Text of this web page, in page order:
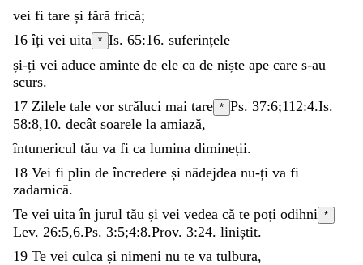
vei fi tare și fără frică;
16 îți vei uita * Is. 65:16. suferințele
și-ți vei aduce aminte de ele ca de niște ape care s-au
scurs.
17 Zilele tale vor străluci mai tare * Ps. 37:6;112:4.Is.
58:8,10. decât soarele la amiază,
întunericul tău va fi ca lumina dimineții.
18 Vei fi plin deîncredere și nădejdea nu-ți va fi
zadarnică.
Te vei uitaîn jurul tău și vei vedea că te poți odihni *
Lev. 26:5,6.Ps. 3:5;4:8.Prov. 3:24. liniștit.
19 Te vei culca și nimeni nu te va tulbura,